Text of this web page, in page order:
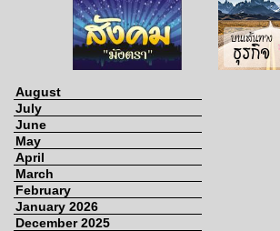
August
July
June
May
April
March
February
January 2026
December 2025